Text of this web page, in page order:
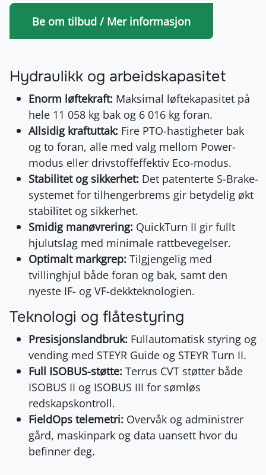
Be om tilbud / Mer informasjon
Hydraulikk og arbeidskapasitet
Enorm løftekraft: Maksimal løftekapasitet på
hele 11 058 kg bak og 6 016 kg foran.
Allsidig kraftuttak: Fire PTO-hastigheter bak
og to foran, alle med valg mellom Power-
modus eller drivstoffeffektiv Eco-modus.
Stabilitet og sikkerhet: Det patenterte S-Brake-
systemet for tilhengerbrems gir betydelig økt
stabilitet og sikkerhet.
Smidig manøvrering: QuickTurn II gir fullt
hjulutslag med minimale rattbevegelser.
Optimalt markgrep: Tilgjengelig med
tvillinghjul både foran og bak, samt den
nyeste IF- og VF-dekkteknologien.
Teknologi og flåtestyring
Presisjonslandbruk: Fullautomatisk styring og
vending med STEYR Guide og STEYR Turn II.
Full ISOBUS-støtte: Terrus CVT støtter både
ISOBUS II og ISOBUS III for sømløs
redskapskontroll.
FieldOps telemetri: Overvåk og administrer
gård, maskinpark og data uansett hvor du
befinner deg.